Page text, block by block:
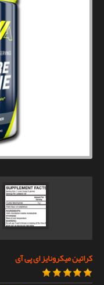
کراتین میکرونایز ای پی آی